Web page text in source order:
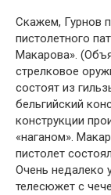
Скажем, Гурнов
пистолетно­го
Макарова».
стрелковое
состоят из
бельгийский
конструкции
«наганом».
пистолет
Очень недалеко
телесюжет с